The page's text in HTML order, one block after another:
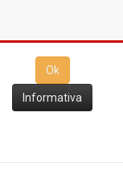
Ok
Informativa